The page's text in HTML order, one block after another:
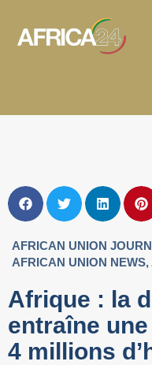
AFRICAN UNION
AFRICAN UNION NEWS,
Afrique : la
entraîne
4 millions